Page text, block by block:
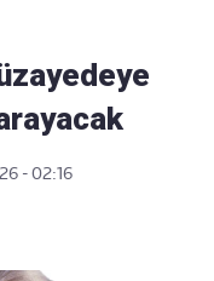
- 02:16